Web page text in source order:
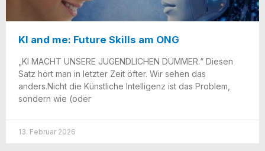
KI and me: Future Skills am ONG
„KI MACHT UNSERE JUGENDLICHEN DÜMMER.“ Die­sen
Satz hört man in letz­ter Zeit öfter. Wir sehen das
anders.Nicht die Künst­li­che Intel­li­genz ist das Pro­blem,
son­dern wie (oder
13. Februar 2026